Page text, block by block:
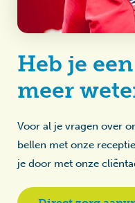
Heb je
meer
Voor al je vragen over
bellen met onze
je door met onze